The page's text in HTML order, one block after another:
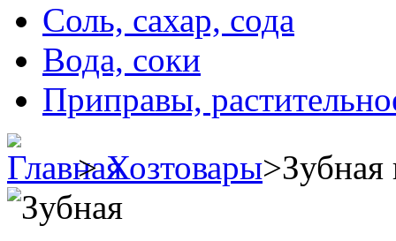
Соль, сахар, сода
Вода, соки
Приправы,
> Хозтовары>Зубная